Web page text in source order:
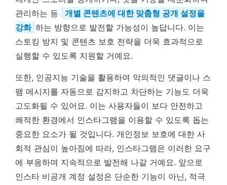
관리하는 등
개별 콘텐츠에 대한 맞춤형 공개 설정을
강화 하는 방향으로 발전할 가능성이 높답니다. 이는
스토킹 방지 및 콘텐츠 보호 전략을 더욱 효과적으로
실행할 수 있도록 지원할 거예요.
또한, 인공지능 기술을 활용하여 악의적인 댓글이나 스
팸 메시지를 자동으로 감지하고 차단하는 기능도 더욱
고도화될 수 있어요. 이는 사용자들이 보다 안전하고
쾌적한 환경에서 인스타그램을 이용할 수 있도록 돕는
중요한 요소가 될 것입니다. 개인정보 보호에 대한 사
회적 관심이 높아짐에 따라, 인스타그램은 이러한 요구
에 부응하며 지속적으로 발전해 나갈 거예요. 앞으로
인스타 비공개 계정 설정은 단순한 기능이 아닌, 적극